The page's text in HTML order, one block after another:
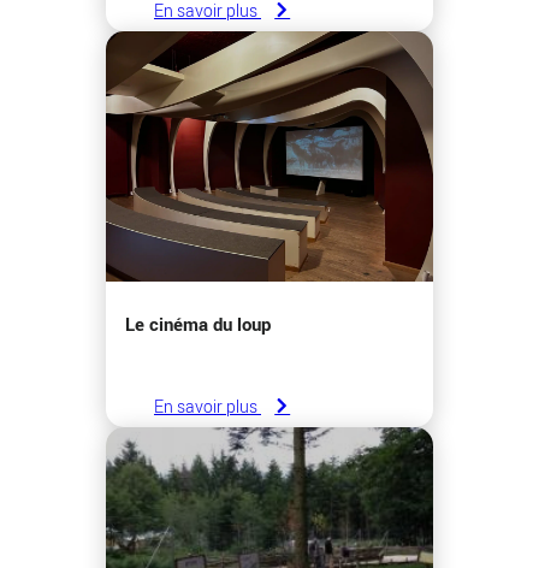
En savoir plus
Le cinéma du loup
En savoir plus